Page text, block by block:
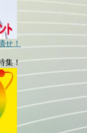
せ！
集！